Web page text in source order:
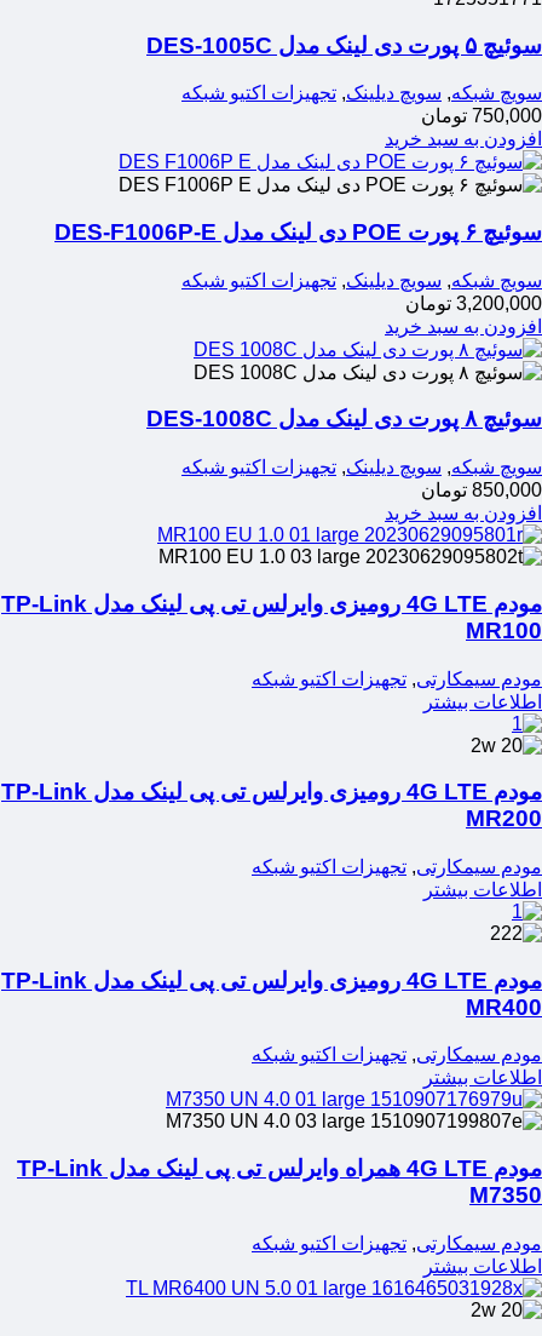
سوئیچ ۵ پورت دی لینک مدل DES-1005C
سویچ شبکه, سویچ دیلینک, تجهیزات اکتیو شبکه
750,000 تومان
افزودن به سبد خرید
سوئیچ ۶ پورت POE دی لینک مدل DES-F1006P-E
سویچ شبکه, سویچ دیلینک, تجهیزات اکتیو شبکه
3,200,000 تومان
افزودن به سبد خرید
سوئیچ ۸ پورت دی لینک مدل DES-1008C
سویچ شبکه, سویچ دیلینک, تجهیزات اکتیو شبکه
850,000 تومان
افزودن به سبد خرید
مودم 4G LTE رومیزی وایرلس تی پی لینک مدل TP-Link
MR100
مودم سیمکارتی, تجهیزات اکتیو شبکه
اطلاعات بیشتر
مودم 4G LTE رومیزی وایرلس تی پی لینک مدل TP-Link
MR200
مودم سیمکارتی, تجهیزات اکتیو شبکه
اطلاعات بیشتر
مودم 4G LTE رومیزی وایرلس تی پی لینک مدل TP-Link
MR400
مودم سیمکارتی, تجهیزات اکتیو شبکه
اطلاعات بیشتر
مودم 4G LTE همراه وایرلس تی پی لینک مدل TP-Link
M7350
مودم سیمکارتی, تجهیزات اکتیو شبکه
اطلاعات بیشتر